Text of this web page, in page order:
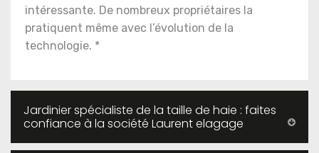
intéressante. De nombreux propriétaires la
pratiquent même avec l’évolution de la
technologie. *
Jardinier spécialiste de la taille de haie : faites
confiance à la société Laurent elagage